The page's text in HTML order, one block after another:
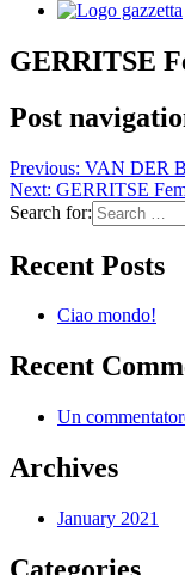
GERRITSE
Post
Previous: VAN DER
Next: GERRITSE
Search for:
Recent Posts
Ciao mondo!
Recent
Un
Archives
January 2021